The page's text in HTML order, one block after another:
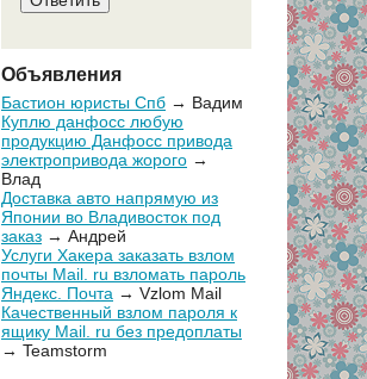
Объявления
Бастион юристы Спб → Вадим
Куплю данфосс любую
продукцию Данфосс привода
электропривода жорого →
Влад
Доставка авто напрямую из
Японии во Владивосток под
заказ → Андрей
Услуги Хакера заказать взлом
почты Mail. ru взломать пароль
Яндекс. Почта → Vzlom Mail
Качественный взлом пароля к
ящику Mail. ru без предоплаты
→ Teamstorm